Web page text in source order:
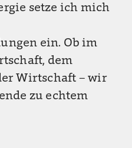
setze ich mich
ein. Ob im
dem
Wirtschaft – wir
zu echtem